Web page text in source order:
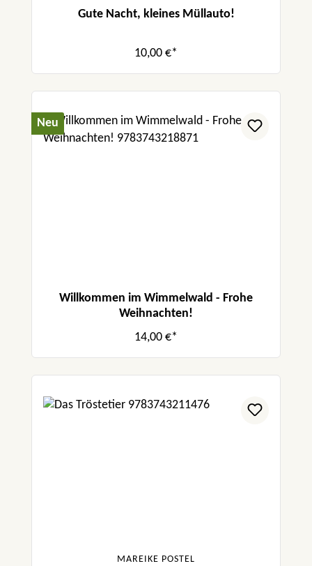
Gute Nacht, kleines Müllauto!
10,00 €*
Neu
Willkommen im Wimmelwald - Frohe
Weihnachten!
14,00 €*
MAREIKE POSTEL